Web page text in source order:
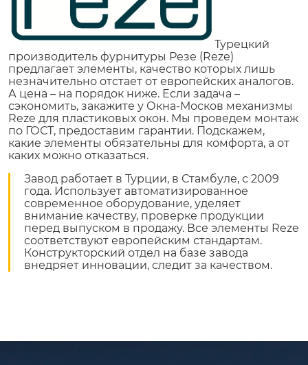
Турецкий
производитель фурнитуры Резе (Reze)
предлагает элементы, качество которых лишь
незначительно отстает от европейских аналогов.
А цена – на порядок ниже. Если задача –
сэкономить, закажите у Окна-Москов механизмы
Reze для пластиковых окон. Мы проведем монтаж
по ГОСТ, предоставим гарантии. Подскажем,
какие элементы обязательны для комфорта, а от
каких можно отказаться.
Завод работает в Турции, в Стамбуле, с 2009
года. Использует автоматизированное
современное оборудование, уделяет
внимание качеству, проверке продукции
перед выпуском в продажу. Все элементы Reze
соответствуют европейским стандартам.
Конструкторский отдел на базе завода
внедряет инновации, следит за качеством.